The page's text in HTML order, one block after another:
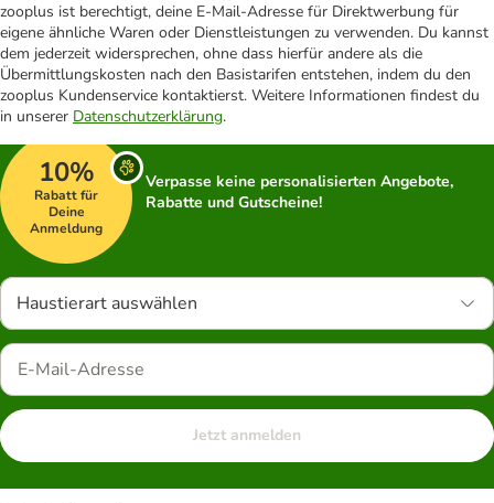
zooplus ist berechtigt, deine E-Mail-Adresse für Direktwerbung für
eigene ähnliche Waren oder Dienstleistungen zu verwenden. Du kannst
dem jederzeit widersprechen, ohne dass hierfür andere als die
Übermittlungskosten nach den Basistarifen entstehen, indem du den
zooplus Kundenservice kontaktierst. Weitere Informationen findest du
in unserer Datenschutzerklärung.
10%
Rabatt für
Deine
Anmeldung
Verpasse keine personalisierten Angebote,
Rabatte und Gutscheine!
Haustierart auswählen
Jetzt anmelden